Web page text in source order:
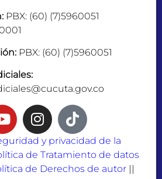
PBX: (60) (7)5960051
PBX: (60) (7)5960051
y privacidad de la
de Tratamiento de datos
de Derechos de autor||